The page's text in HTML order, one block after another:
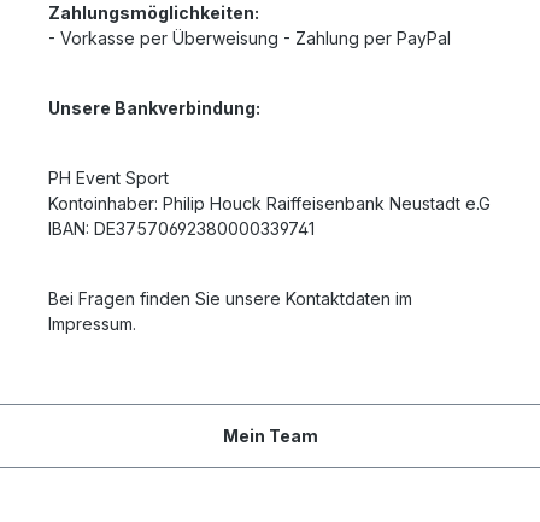
Zahlungsmöglichkeiten:
- Vorkasse per Überweisung - Zahlung per PayPal
Unsere Bankverbindung:
PH Event Sport
Kontoinhaber: Philip Houck Raiffeisenbank Neustadt e.G
IBAN: DE37570692380000339741
Bei Fragen finden Sie unsere Kontaktdaten im
Impressum.
Mein Team